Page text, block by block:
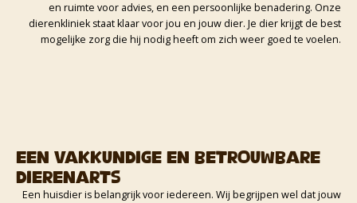
en ruimte voor advies, en een persoonlijke benadering. Onze
dierenkliniek staat klaar voor jou en jouw dier. Je dier krijgt de best
mogelijke zorg die hij nodig heeft om zich weer goed te voelen.
Een vakkundige en betrouwbare
dierenarts
Een huisdier is belangrijk voor iedereen. Wij begrijpen wel dat jouw